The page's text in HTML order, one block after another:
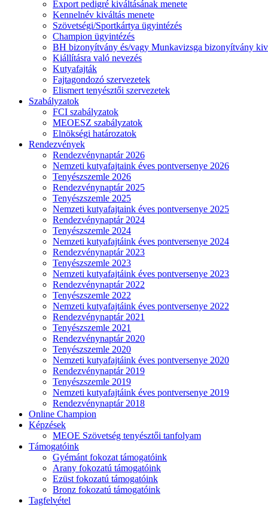
Export pedigré kiváltásának menete
Kennelnév kiváltás menete
Szövetségi/Sportkártya ügyintézés
Champion ügyintézés
BH bizonyítvány és/vagy Munkavizsga bizonyítvány
Kiállításra való nevezés
Kutyafajták
Fajtagondozó szervezetek
Elismert tenyésztői szervezetek
Szabályzatok
FCI szabályzatok
MEOESZ szabályzatok
Elnökségi határozatok
Rendezvények
Rendezvénynaptár 2026
Nemzeti kutyafajtaink éves pontversenye 2026
Tenyészszemle 2026
Rendezvénynaptár 2025
Tenyészszemle 2025
Nemzeti kutyafajtaink éves pontversenye 2025
Rendezvénynaptár 2024
Tenyészszemle 2024
Nemzeti kutyafajtáink éves pontversenye 2024
Rendezvénynaptár 2023
Tenyészszemle 2023
Nemzeti kutyafajtáink éves pontversenye 2023
Rendezvénynaptár 2022
Tenyészszemle 2022
Nemzeti kutyafajtáink éves pontversenye 2022
Rendezvénynaptár 2021
Tenyészszemle 2021
Rendezvénynaptár 2020
Tenyészszemle 2020
Nemzeti kutyafajtáink éves pontversenye 2020
Rendezvénynaptár 2019
Tenyészszemle 2019
Nemzeti kutyafajtáink éves pontversenye 2019
Rendezvénynaptár 2018
Online Champion
Képzések
MEOE Szövetség tenyésztői tanfolyam
Támogatóink
Gyémánt fokozat támogatóink
Arany fokozatú támogatóink
Ezüst fokozatú támogatóink
Bronz fokozatú támogatóink
Tagfelvétel